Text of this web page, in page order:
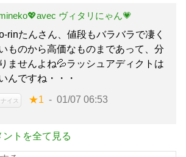
ヴィタリにゃん💗
rinたんさん、値段もバラバラで凄く
ものから高価なものまであって、分
ませんよね💦ラッシュアディクトは
んですね・・・
ナイス ★1 01/07 06:53
トを全て見る